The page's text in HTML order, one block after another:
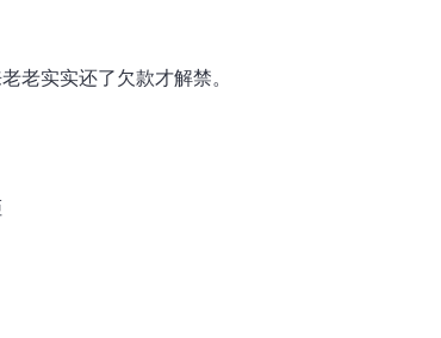
老实实还了欠款才解禁。